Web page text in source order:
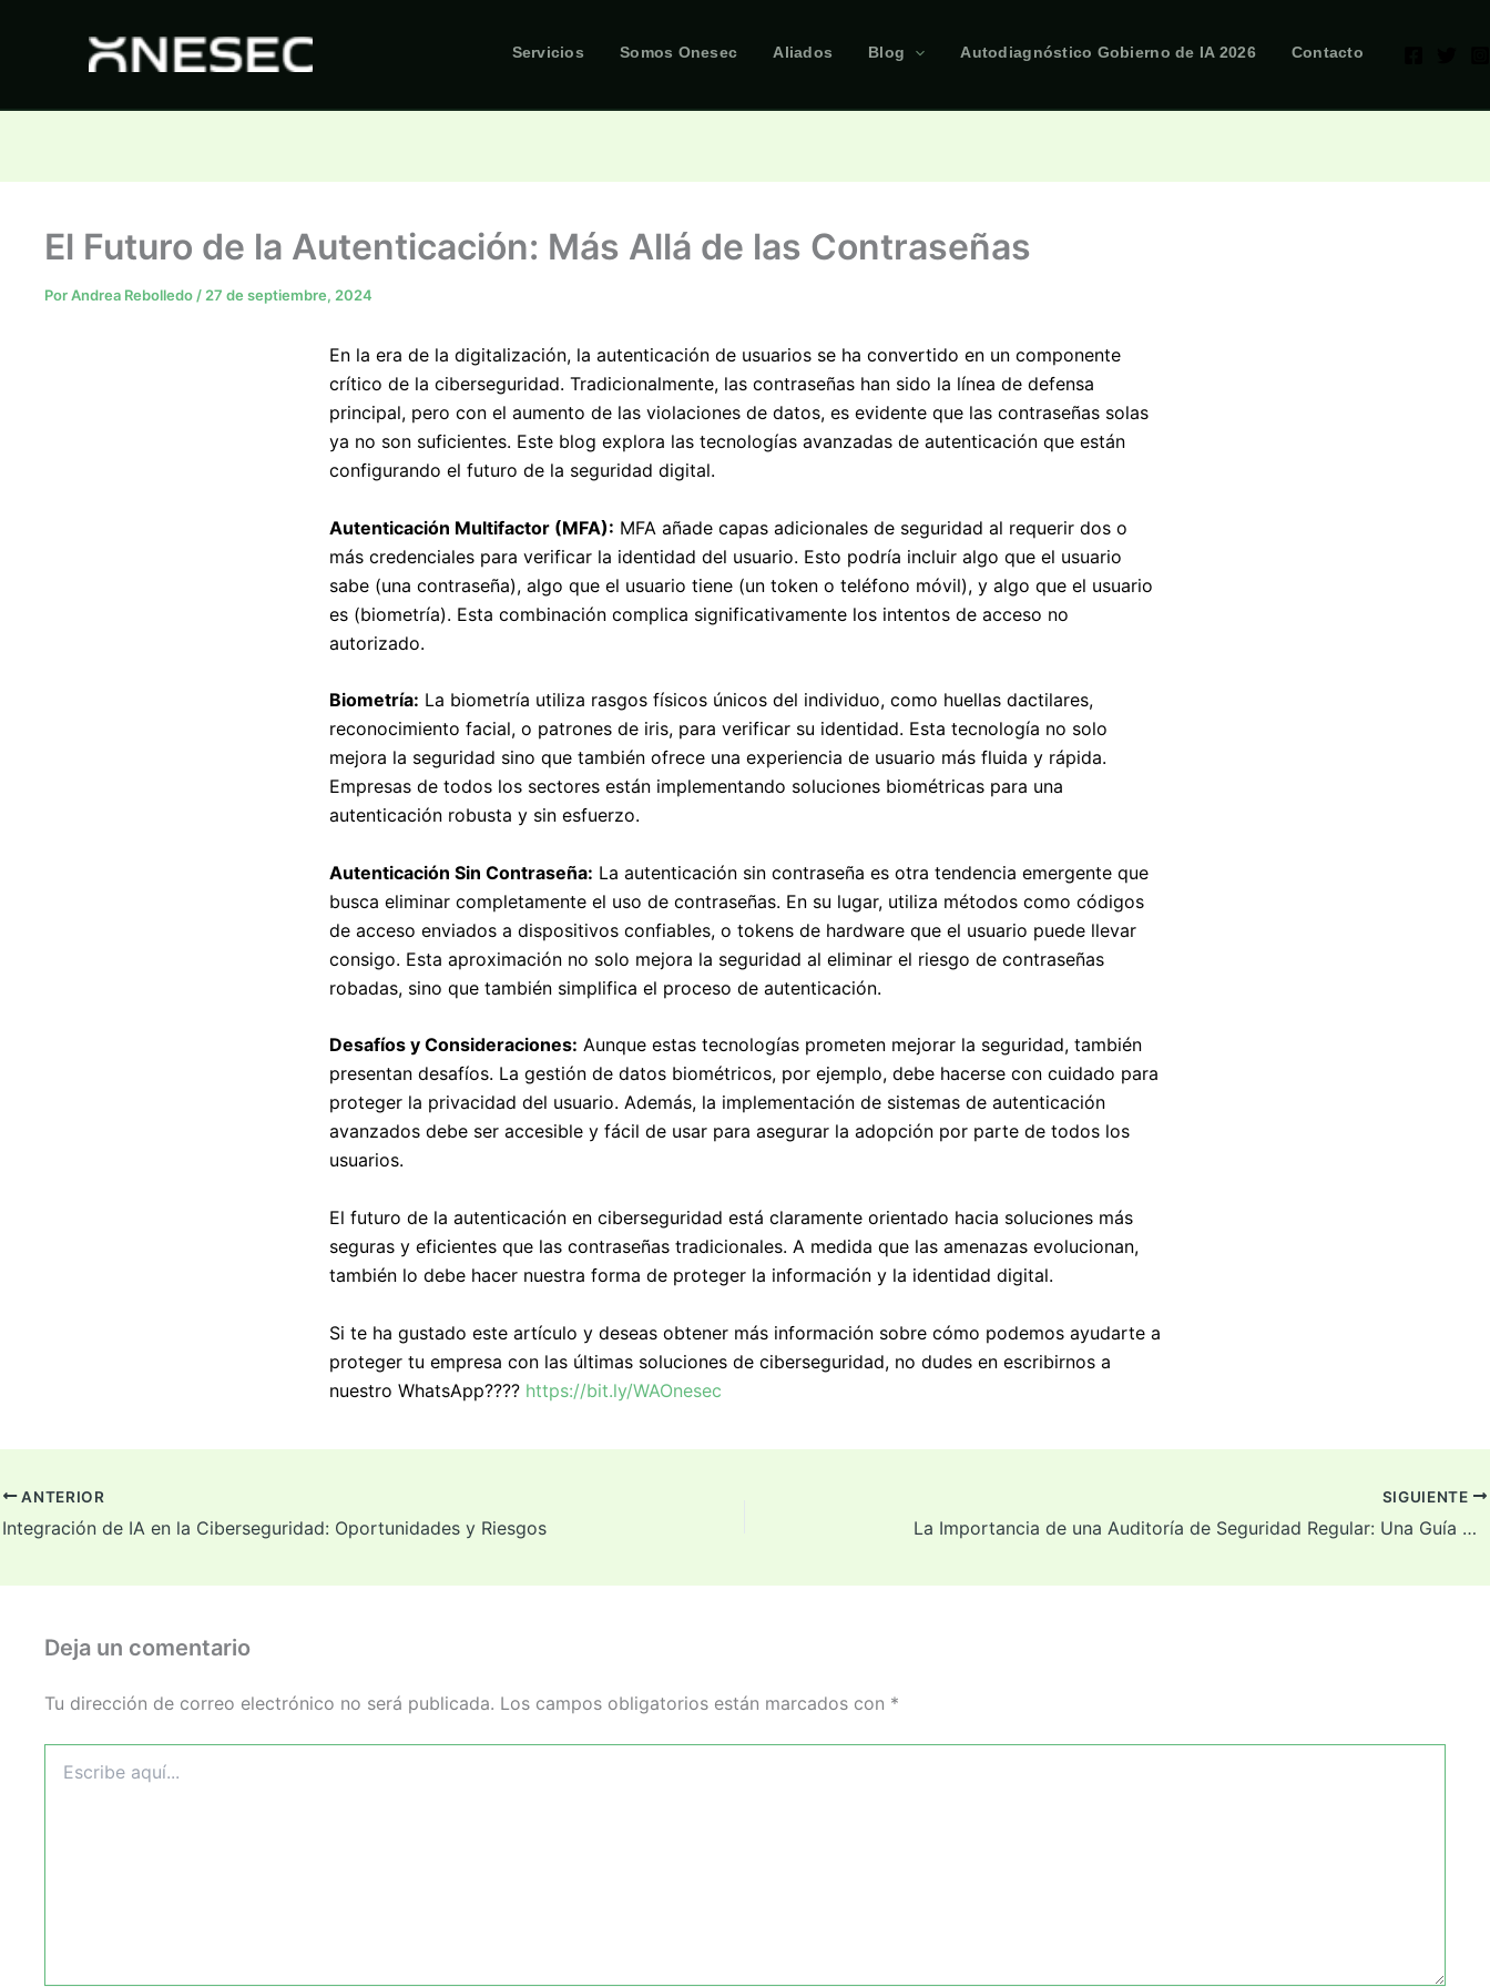
Servicios Somos Onesec Aliados Blog Autodiagnóstico Gobierno de IA 2026 Contacto
El Futuro de la Autenticación: Más Allá de las Contraseñas
PorAndrea Rebolledo / 27 de septiembre, 2024
En la era de la digitalización, la autenticación de usuarios se ha convertido en un componente
crítico de la ciberseguridad. Tradicionalmente, las contraseñas han sido la línea de defensa
principal, pero con el aumento de las violaciones de datos, es evidente que las contraseñas solas
ya no son suficientes. Este blog explora las tecnologías avanzadas de autenticación que están
configurando el futuro de la seguridad digital.
Autenticación Multifactor (MFA): MFA añade capas adicionales de seguridad al requerir dos o
más credenciales para verificar la identidad del usuario. Esto podría incluir algo que el usuario
sabe (una contraseña), algo que el usuario tiene (un token o teléfono móvil), y algo que el usuario
es (biometría). Esta combinación complica significativamente los intentos de acceso no
autorizado.
Biometría: La biometría utiliza rasgos físicos únicos del individuo, como huellas dactilares,
reconocimiento facial, o patrones de iris, para verificar su identidad. Esta tecnología no solo
mejora la seguridad sino que también ofrece una experiencia de usuario más fluida y rápida.
Empresas de todos los sectores están implementando soluciones biométricas para una
autenticación robusta y sin esfuerzo.
Autenticación Sin Contraseña: La autenticación sin contraseña es otra tendencia emergente que
busca eliminar completamente el uso de contraseñas. En su lugar, utiliza métodos como códigos
de acceso enviados a dispositivos confiables, o tokens de hardware que el usuario puede llevar
consigo. Esta aproximación no solo mejora la seguridad al eliminar el riesgo de contraseñas
robadas, sino que también simplifica el proceso de autenticación.
Desafíos y Consideraciones: Aunque estas tecnologías prometen mejorar la seguridad, también
presentan desafíos. La gestión de datos biométricos, por ejemplo, debe hacerse con cuidado para
proteger la privacidad del usuario. Además, la implementación de sistemas de autenticación
avanzados debe ser accesible y fácil de usar para asegurar la adopción por parte de todos los
usuarios.
El futuro de la autenticación en ciberseguridad está claramente orientado hacia soluciones más
seguras y eficientes que las contraseñas tradicionales. A medida que las amenazas evolucionan,
también lo debe hacer nuestra forma de proteger la información y la identidad digital.
Si te ha gustado este artículo y deseas obtener más información sobre cómo podemos ayudarte a
proteger tu empresa con las últimas soluciones de ciberseguridad, no dudes en escribirnos a
nuestro WhatsApp???? https://bit.ly/WAOnesec
ANTERIOR
Integración de IA en la Ciberseguridad: Oportunidades y Riesgos
SIGUIENTE
La Importancia de una Auditoría de Seguridad Regular: Una Guía Completa
Deja un comentario
Tu dirección de correo electrónico no será publicada. Los campos obligatorios están marcados con *
aquí...